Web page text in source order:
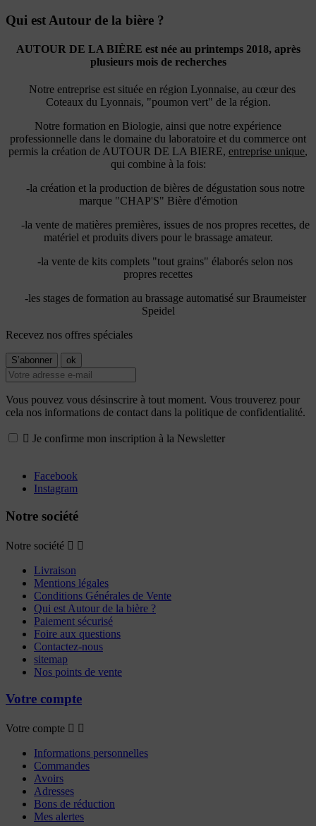
Qui est Autour de la bière ?
AUTOUR DE LA BIÈRE est née au printemps 2018, après
plusieurs mois de recherches
Notre entreprise est située en région Lyonnaise, au cœur des
Coteaux du Lyonnais, "poumon vert" de la région.
Notre formation en Biologie, ainsi que notre expérience
professionnelle dans le domaine du laboratoire et du commerce ont
permis la création de AUTOUR DE LA BIERE, entreprise unique,
qui combine à la fois:
-la création et la production de bières de dégustation sous notre
marque "CHAP'S" Bière d'émotion
-la vente de matières premières, issues de nos propres recettes, de
matériel et produits divers pour le brassage amateur.
-la vente de kits complets "tout grains" élaborés selon nos
propres recettes
-les stages de formation au brassage automatisé sur Braumeister
Speidel
Recevez nos offres spéciales
Vous pouvez vous désinscrire à tout moment. Vous trouverez pour
cela nos informations de contact dans la politique de confidentialité.
 Je confirme mon inscription à la Newsletter
Facebook
Instagram
Notre société
Notre société  
Livraison
Mentions légales
Conditions Générales de Vente
Qui est Autour de la bière ?
Paiement sécurisé
Foire aux questions
Contactez-nous
sitemap
Nos points de vente
Votre compte
Votre compte  
Informations personnelles
Commandes
Avoirs
Adresses
Bons de réduction
Mes alertes